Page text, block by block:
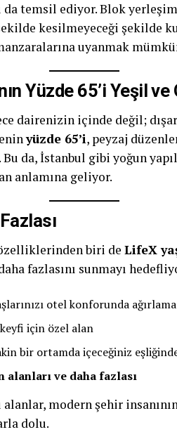
da temsil ediyor. Blok
kesilmeyeceği şekilde
uyanmak
Yüzde 65’i Yeşil ve
dairenizin içinde değil;
yüzde 65’i, peyzaj
Bu da, İstanbul gibi yoğun
anlamına geliyor.
özelliklerinden biri de LifeX
fazlasını sunmayı
otel konforunda
için özel alan
bir ortamda içeceğiniz
alanları ve daha fazlası
modern şehir
dolu.